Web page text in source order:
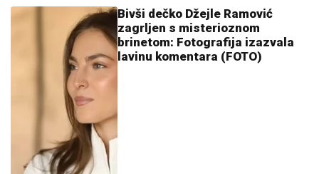
Bivši dečko Džejle Ramović
zagrljen s misterioznom
brinetom: Fotografija izazvala
lavinu komentara (FOTO)